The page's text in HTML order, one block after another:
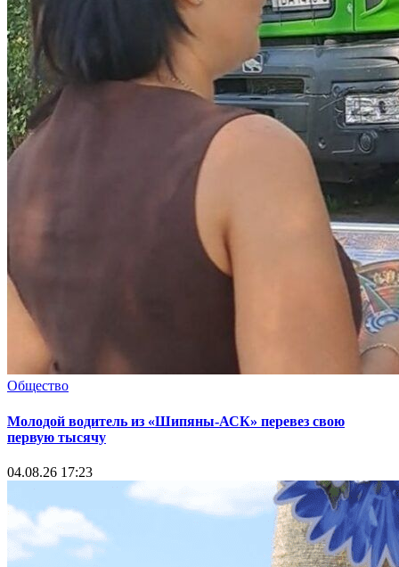
Общество
Молодой водитель из «Шипяны-АСК» перевез свою
первую тысячу
04.08.26 17:23